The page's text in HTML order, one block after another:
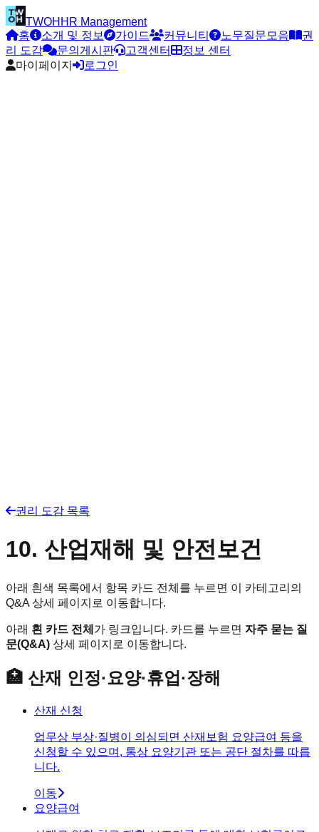
TWOH HR Management
홈
소개 및 정보 가이드 커뮤니티 노무질문모음
권
리 도감
문의게시판 고객센터
정보 센터
마이페이지
로그인
권리 도감 목록
10. 산업재해 및 안전보건
아래 흰색 목록에서 항목 카드 전체를 누르면 이 카테고리의
Q&A 상세 페이지로 이동합니다.
아래 흰 카드 전체 가 링크입니다. 카드를 누르면 자주 묻는 질
문(Q&A) 상세 페이지로 이동합니다.
🏥 산재 인정·요양·휴업·장해
산재 신청
업무상 부상·질병이 의심되면 산재보험 요양급여 등을
신청할 수 있으며, 통상 요양기관 또는 공단 절차를 따릅
니다.
이동
요양급여